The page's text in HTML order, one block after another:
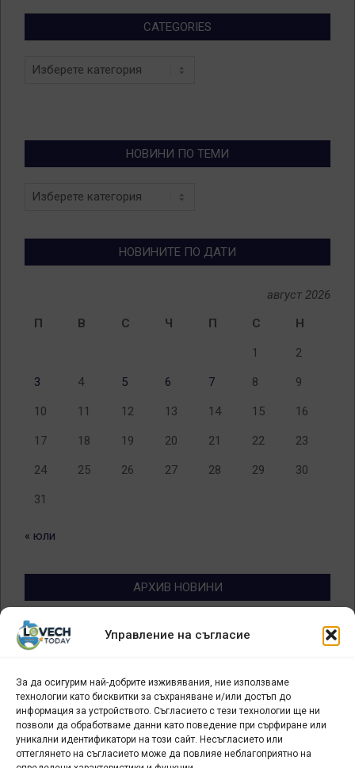
Управление на съгласие
За да осигурим най-добрите изживявания, ние използваме
технологии като бисквитки за съхраняване и/или достъп до
информация за устройството. Съгласието с тези технологии ще ни
позволи да обработваме данни като поведение при сърфиране или
уникални идентификатори на този сайт. Несъгласието или
оттеглянето на съгласието може да повлияе неблагоприятно на
CATEGORIES
Categories
НОВИНИ ПО ТЕМИ
Новини
НОВИНИТЕ ПО ДАТИ
август 2026
П
В С Ч П С Н
1 2
3 4 5 6 7 8 9
10 11 12 13 14 15 16
17 18 19 20 21 22 23
24 25 26 27 28 29 30
31
« юли
АРХИВ НОВИНИ
Архив
новини
БИЗНЕС
Арт галерия "Мостове" – магазин за изкуство
СЕВЕРОЗАПАДА ИНФОРМАЦИОНЕН БИЗНЕС
ТУРИСТИЧЕСКИ КЛЪСТЕР